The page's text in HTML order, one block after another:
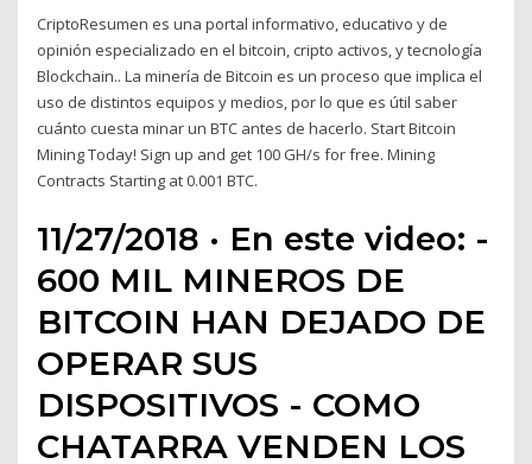
CriptoResumen es una portal informativo, educativo y de
opinión especializado en el bitcoin, cripto activos, y tecnología
Blockchain.. La minería de Bitcoin es un proceso que implica el
uso de distintos equipos y medios, por lo que es útil saber
cuánto cuesta minar un BTC antes de hacerlo. Start Bitcoin
Mining Today! Sign up and get 100 GH/s for free. Mining
Contracts Starting at 0.001 BTC.
11/27/2018 · En este video: -
600 MIL MINEROS DE
BITCOIN HAN DEJADO DE
OPERAR SUS
DISPOSITIVOS - COMO
CHATARRA VENDEN LOS